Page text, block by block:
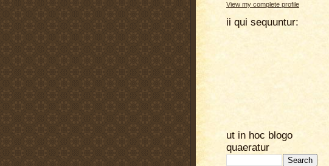
View my complete profile
ii qui sequuntur:
ut in hoc blogo
quaeratur